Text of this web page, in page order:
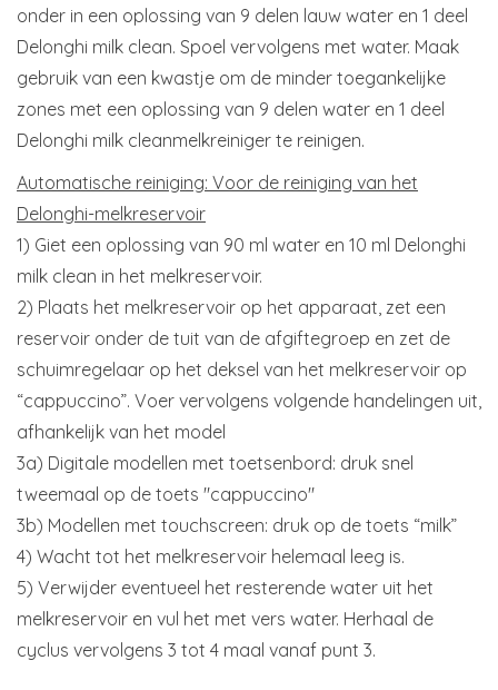
onder in een oplossing van 9 delen lauw water en 1 deel
Delonghi milk clean. Spoel vervolgens met water. Maak
gebruik van een kwastje om de minder toegankelijke
zones met een oplossing van 9 delen water en 1 deel
Delonghi milk cleanmelkreiniger te reinigen.
Automatische reiniging: Voor de reiniging van het
Delonghi-melkreservoir
1) Giet een oplossing van 90 ml water en 10 ml Delonghi
milk clean in het melkreservoir.
2) Plaats het melkreservoir op het apparaat, zet een
reservoir onder de tuit van de afgiftegroep en zet de
schuimregelaar op het deksel van het melkreservoir op
“cappuccino”. Voer vervolgens volgende handelingen uit,
afhankelijk van het model
3a) Digitale modellen met toetsenbord: druk snel
tweemaal op de toets "cappuccino"
3b) Modellen met touchscreen: druk op de toets “milk”
4) Wacht tot het melkreservoir helemaal leeg is.
5) Verwijder eventueel het resterende water uit het
melkreservoir en vul het met vers water. Herhaal de
cyclus vervolgens 3 tot 4 maal vanaf punt 3.